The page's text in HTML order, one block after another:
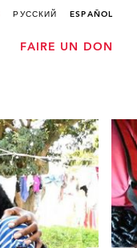
РУССКИЙ ESPAÑOL
FAIRE UN DON